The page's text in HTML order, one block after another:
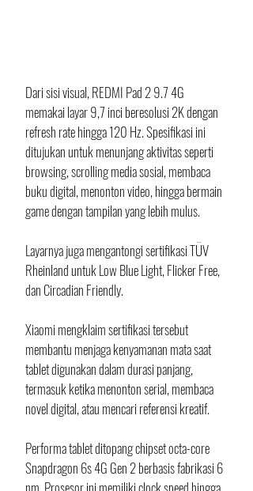
Dari sisi visual, REDMI Pad 2 9.7 4G
memakai layar 9,7 inci beresolusi 2K dengan
refresh rate hingga 120 Hz. Spesifikasi ini
ditujukan untuk menunjang aktivitas seperti
browsing, scrolling media sosial, membaca
buku digital, menonton video, hingga bermain
game dengan tampilan yang lebih mulus.
Layarnya juga mengantongi sertifikasi TÜV
Rheinland untuk Low Blue Light, Flicker Free,
dan Circadian Friendly.
Xiaomi mengklaim sertifikasi tersebut
membantu menjaga kenyamanan mata saat
tablet digunakan dalam durasi panjang,
termasuk ketika menonton serial, membaca
novel digital, atau mencari referensi kreatif.
Performa tablet ditopang chipset octa-core
Snapdragon 6s 4G Gen 2 berbasis fabrikasi 6